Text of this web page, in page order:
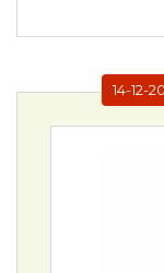
14-12-